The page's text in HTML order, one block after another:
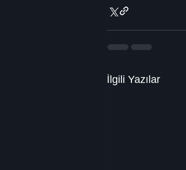
İlgili Yazılar